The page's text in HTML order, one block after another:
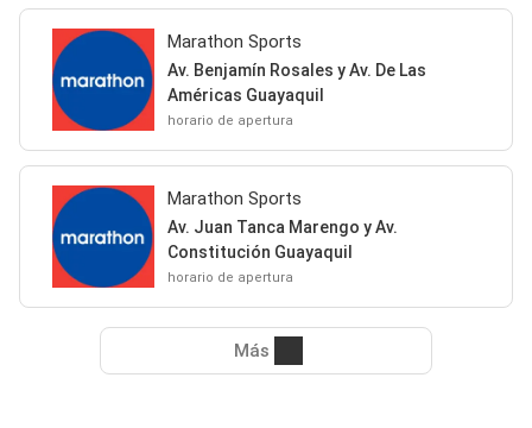
Marathon Sports
Av. Benjamín Rosales y Av. De Las
Américas Guayaquil
horario de apertura
Marathon Sports
Av. Juan Tanca Marengo y Av.
Constitución Guayaquil
horario de apertura
Más